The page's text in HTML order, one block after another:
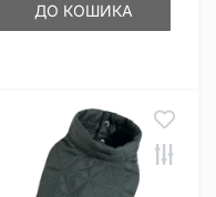
ДО КОШИКА